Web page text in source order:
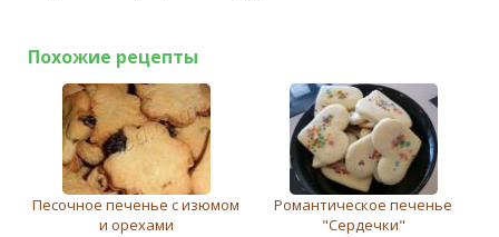
Похожие рецепты
Песочное печенье с изюмом
и орехами
Романтическое печенье
"Сердечки"